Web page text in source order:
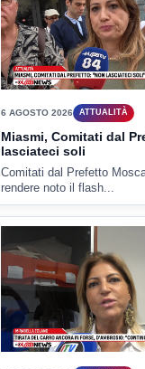
6 AGOSTO 2026 ATTUALITÀ
Miasmi, Comitati dal
lasciateci soli
Comitati dal Prefetto
rendere noto il flash...